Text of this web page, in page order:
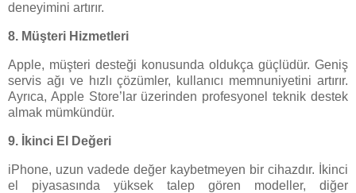
deneyimini artırır.
8. Müşteri Hizmetleri
Apple, müşteri desteği konusunda oldukça güçlüdür. Geniş
servis ağı ve hızlı çözümler, kullanıcı memnuniyetini artırır.
Ayrıca, Apple Store’lar üzerinden profesyonel teknik destek
almak mümkündür.
9. İkinci El Değeri
iPhone, uzun vadede değer kaybetmeyen bir cihazdır. İkinci
el piyasasında yüksek talep gören modeller, diğer